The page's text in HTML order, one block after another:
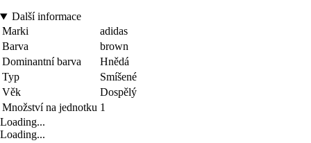
Další informace
Marki
adidas
Barva
brown
Dominantní barva
Hnědá
Typ
Smíšené
Věk
Dospělý
Množství na jednotku 1
Loading...
Loading...